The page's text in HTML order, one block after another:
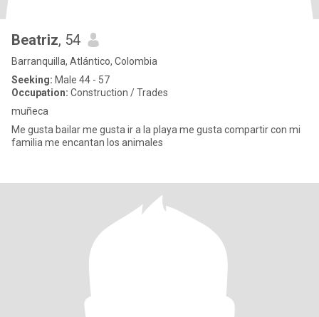
Beatriz, 54
Barranquilla, Atlántico, Colombia
Seeking: Male 44 - 57
Occupation: Construction / Trades
muñeca
Me gusta bailar me gusta ir a la playa me gusta compartir con mi
familia me encantan los animales